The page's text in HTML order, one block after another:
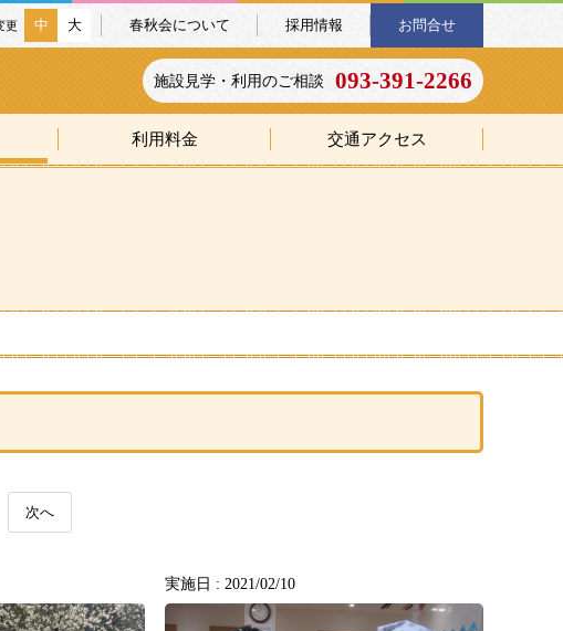
更 中 大 春秋会について 採用情報 お問合せ
施設見学・利用のご相談 093-391-2266
利用料金 交通アクセス
次へ
実施日 : 2021/02/10